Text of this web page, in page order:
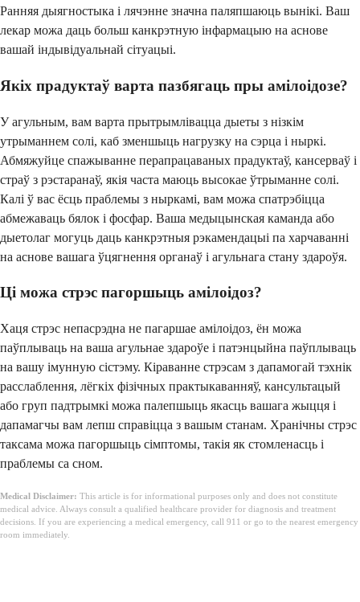
Ранняя дыягностыка і лячэнне значна паляпшаюць вынікі. Ваш
лекар можа даць больш канкрэтную інфармацыю на аснове
вашай індывідуальнай сітуацыі.
Якіх прадуктаў варта пазбягаць пры амілоідозе?
У агульным, вам варта прытрымлівацца дыеты з нізкім
утрыманнем солі, каб зменшыць нагрузку на сэрца і ныркі.
Абмяжуйце спажыванне перапрацаваных прадуктаў, кансерваў і
страў з рэстаранаў, якія часта маюць высокае ўтрыманне солі.
Калі ў вас ёсць праблемы з ныркамі, вам можа спатрэбіцца
абмежаваць бялок і фосфар. Ваша медыцынская каманда або
дыетолаг могуць даць канкрэтныя рэкамендацыі па харчаванні
на аснове вашага ўцягнення органаў і агульнага стану здароўя.
Ці можа стрэс пагоршыць амілоідоз?
Хаця стрэс непасрэдна не пагаршае амілоідоз, ён можа
паўплываць на ваша агульнае здароўе і патэнцыйна паўплываць
на вашу імунную сістэму. Кіраванне стрэсам з дапамогай тэхнік
расслаблення, лёгкіх фізічных практыкаванняў, кансультацый
або груп падтрымкі можа палепшыць якасць вашага жыцця і
дапамагчы вам лепш справіцца з вашым станам. Хранічны стрэс
таксама можа пагоршыць сімптомы, такія як стомленасць і
праблемы са сном.
Medical Disclaimer: This article is for informational purposes only and does not constitute
medical advice. Always consult a qualified healthcare provider for diagnosis and treatment
decisions. If you are experiencing a medical emergency, call 911 or go to the nearest emergency
room immediately.